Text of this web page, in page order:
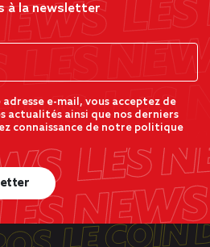
à la newsletter
e-mail, vous acceptez de
actualités ainsi que nos derniers
connaissance de notre politique